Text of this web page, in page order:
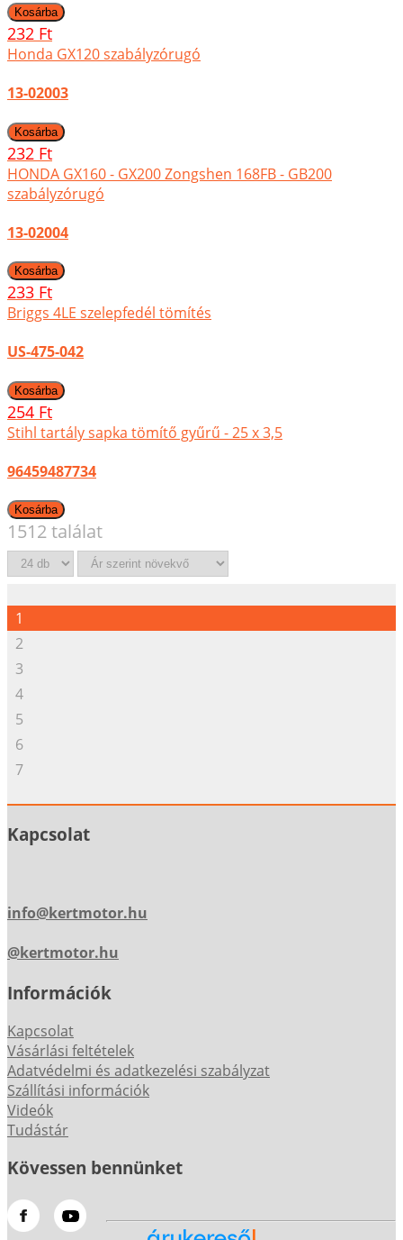
232 Ft
Honda GX120 szabályzórugó
13-02003
232 Ft
HONDA GX160 - GX200 Zongshen 168FB - GB200
szabályzórugó
13-02004
233 Ft
Briggs 4LE szelepfedél tömítés
US-475-042
254 Ft
Stihl tartály sapka tömítő gyűrű - 25 x 3,5
96459487734
1512 találat
1
2
3
4
5
6
7
Kapcsolat
info@kertmotor.hu
@kertmotor.hu
Információk
Kapcsolat
Vásárlási feltételek
Adatvédelmi és adatkezelési szabályzat
Szállítási információk
Videók
Tudástár
Kövessen bennünket